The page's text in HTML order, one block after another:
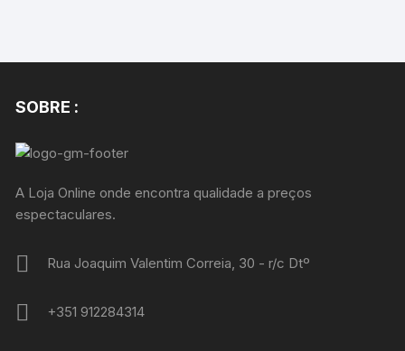
SOBRE :
A Loja Online onde encontra qualidade a preços
espectaculares.
Rua Joaquim Valentim Correia, 30 - r/c Dtº
+351 912284314